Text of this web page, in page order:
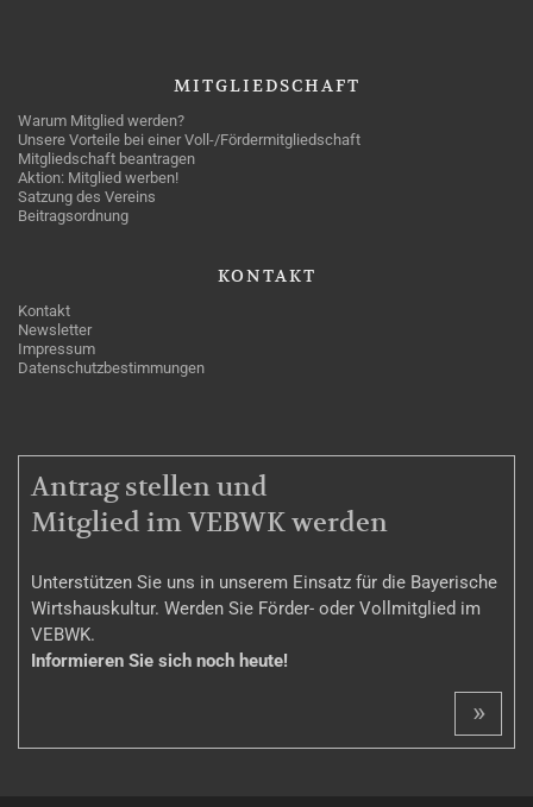
MITGLIEDSCHAFT
Warum Mitglied werden?
Unsere Vorteile bei einer Voll-/Fördermitgliedschaft
Mitgliedschaft beantragen
Aktion: Mitglied werben!
Satzung des Vereins
Beitragsordnung
KONTAKT
Kontakt
Newsletter
Impressum
Datenschutzbestimmungen
MITGLIEDSCHAFT
Antrag stellen und
Mitglied im VEBWK werden
Unterstützen Sie uns in unserem Einsatz für die Bayerische
Wirtshauskultur. Werden Sie Förder- oder Vollmitglied im
VEBWK.
Informieren Sie sich noch heute!
»